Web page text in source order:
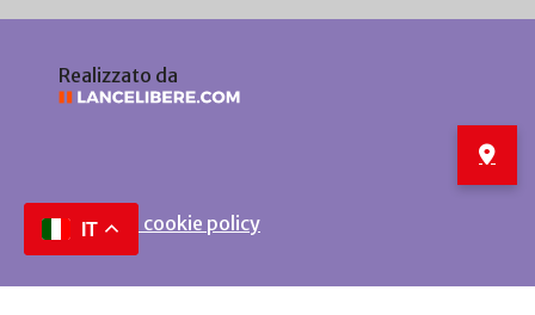
Realizzato da
Privacy e cookie policy
IT